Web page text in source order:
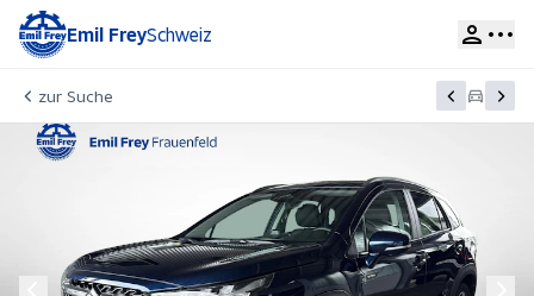
Emil FreySchweiz
zur Suche